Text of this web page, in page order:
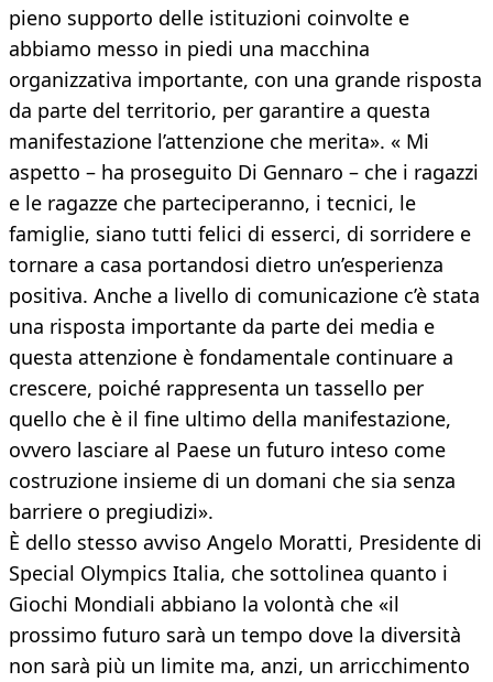
pieno supporto delle istituzioni coinvolte e
abbiamo messo in piedi una macchina
organizzativa importante, con una grande risposta
da parte del territorio, per garantire a questa
manifestazione l’attenzione che merita». « Mi
aspetto – ha proseguito Di Gennaro – che i ragazzi
e le ragazze che parteciperanno, i tecnici, le
famiglie, siano tutti felici di esserci, di sorridere e
tornare a casa portandosi dietro un’esperienza
positiva. Anche a livello di comunicazione c’è stata
una risposta importante da parte dei media e
questa attenzione è fondamentale continuare a
crescere, poiché rappresenta un tassello per
quello che è il fine ultimo della manifestazione,
ovvero lasciare al Paese un futuro inteso come
costruzione insieme di un domani che sia senza
barriere o pregiudizi».
È dello stesso avviso Angelo Moratti, Presidente di
Special Olympics Italia, che sottolinea quanto i
Giochi Mondiali abbiano la volontà che «il
prossimo futuro sarà un tempo dove la diversità
non sarà più un limite ma, anzi, un arricchimento